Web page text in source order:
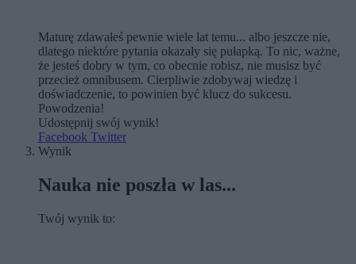
Maturę zdawałeś pewnie wiele lat temu... albo jeszcze nie,
dlatego niektóre pytania okazały się pułapką. To nic, ważne,
że jesteś dobry w tym, co obecnie robisz, nie musisz być
przecież omnibusem. Cierpliwie zdobywaj wiedzę i
doświadczenie, to powinien być klucz do sukcesu.
Powodzenia!
Udostępnij swój wynik!
Facebook Twitter
Wynik
Nauka nie poszła w las...
Twój wynik to: